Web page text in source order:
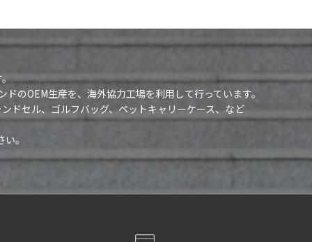
のOEM生産を、海外協力工場を利用して行っています。
ドセル、ゴルフバッグ、ペットキャリーケース、など
。